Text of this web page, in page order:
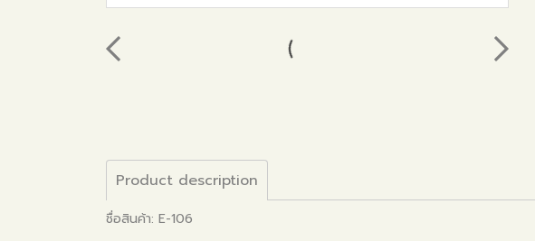
Product description
ชื่อสินค้า: E-106